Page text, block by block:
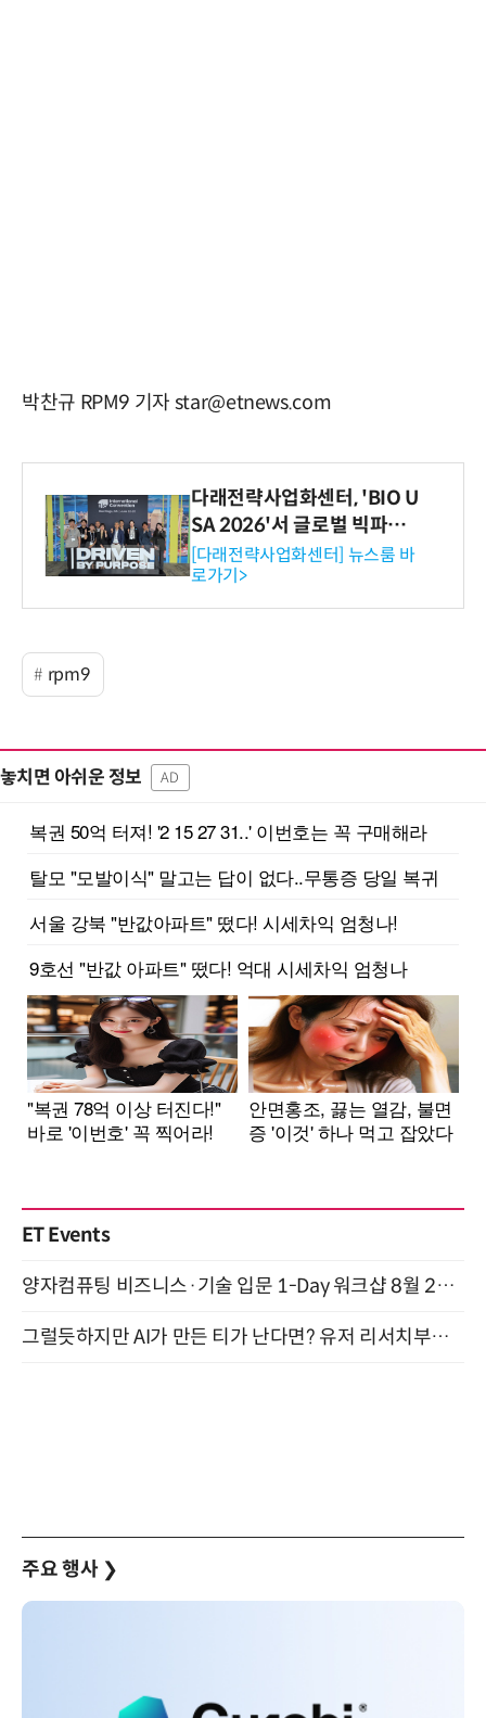
박찬규 RPM9 기자 star@etnews.com
다래전략사업화센터, 'BIO U
SA 2026'서 글로벌 빅파마
와의 비즈니스 미팅 지원…K
-바이오 해외 진출 교두보 확
보
[다래전략사업화센터] 뉴스룸 바
로가기>
rpm9
놓치면 아쉬운 정보 AD
ET Events
양자컴퓨팅 비즈니스·기술 입문 1-Day 워크샵 8월 28일 개최
그럴듯하지만 AI가 만든 티가 난다면? 유저 리서치부터 배포까지! (9/15)
주요 행사 ❯